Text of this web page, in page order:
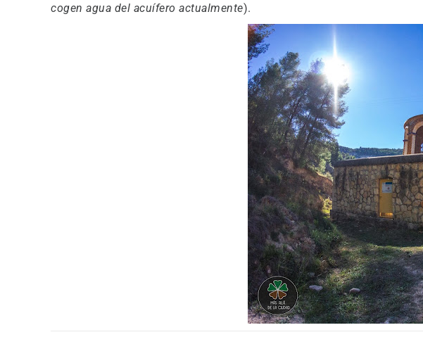
cogen agua del acuífero actualmente).